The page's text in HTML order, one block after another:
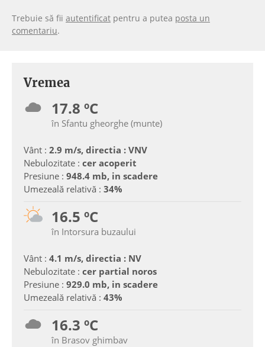
Trebuie să fii autentificat pentru a putea posta un
comentariu.
Vremea
17.8 ºC
în Sfantu gheorghe (munte)
Vânt : 2.9 m/s, directia : VNV
Nebulozitate : cer acoperit
Presiune : 948.4 mb, in scadere
Umezeală relativă : 34%
16.5 ºC
în Intorsura buzaului
Vânt : 4.1 m/s, directia : NV
Nebulozitate : cer partial noros
Presiune : 929.0 mb, in scadere
Umezeală relativă : 43%
16.3 ºC
în Brasov ghimbav